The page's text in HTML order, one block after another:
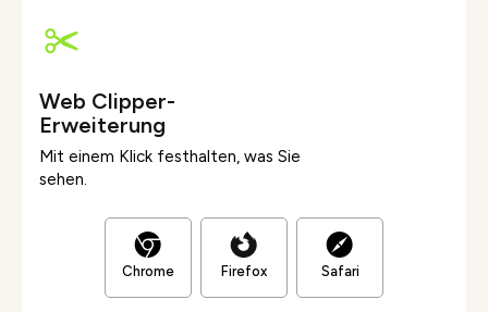
Web Clipper-
Erweiterung
Mit einem Klick festhalten, was Sie
sehen.
Chrome Firefox Safari